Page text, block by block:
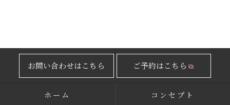
お問い合わせはこちら ご予約はこちら
ホーム コンセプト